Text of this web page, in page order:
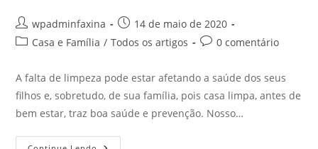
wpadminfaxina
14 de maio de 2020
Casa e Família / Todos os artigos 0 comentário
A falta de limpeza pode estar afetando a saúde dos seus
filhos e, sobretudo, de sua família, pois casa limpa, antes de
bem estar, traz boa saúde e prevenção. Nosso…